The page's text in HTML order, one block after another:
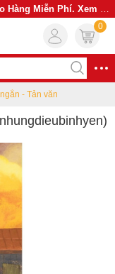
Miễn Phí. Xem Ngay
0
- Tản văn